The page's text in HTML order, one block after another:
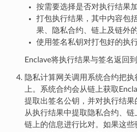
按需要选择是否对执行结果加
打包执行结果，其中内容包
果、隐私合约、链上及链外
使用签名私钥对打包好的执
Enclave将执行结果与签名返回
隐私计算网关调用系统合约把
上。系统合约会从链上获取
提取出签名公钥，并对执行结
从执行结果中提取隐私合约、
链上的信息进行比对。如果这